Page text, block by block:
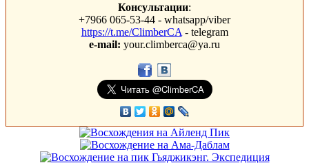
Консультации:
+7966 065-53-44 - whatsapp/viber
https://t.me/ClimberCA - telegram
e-mail: your.climberca@ya.ru